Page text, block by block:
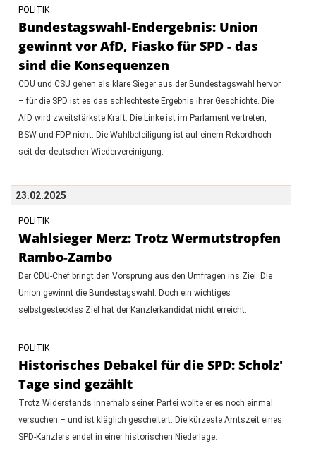
POLITIK
Bundestagswahl-Endergebnis: Union
gewinnt vor AfD, Fiasko für SPD - das
sind die Konsequenzen
CDU und CSU gehen als klare Sieger aus der Bundestagswahl hervor
– für die SPD ist es das schlechteste Ergebnis ihrer Geschichte. Die
AfD wird zweitstärkste Kraft. Die Linke ist im Parlament vertreten,
BSW und FDP nicht. Die Wahlbeteiligung ist auf einem Rekordhoch
seit der deutschen Wiedervereinigung.
23.02.2025
POLITIK
Wahlsieger Merz: Trotz Wermutstropfen
Rambo-Zambo
Der CDU-Chef bringt den Vorsprung aus den Umfragen ins Ziel: Die
Union gewinnt die Bundestagswahl. Doch ein wichtiges
selbstgestecktes Ziel hat der Kanzlerkandidat nicht erreicht.
POLITIK
Historisches Debakel für die SPD: Scholz'
Tage sind gezählt
Trotz Widerstands innerhalb seiner Partei wollte er es noch einmal
versuchen – und ist kläglich gescheitert. Die kürzeste Amtszeit eines
SPD-Kanzlers endet in einer historischen Niederlage.